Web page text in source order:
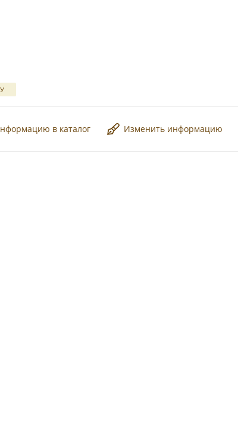
*
в каталог Изменить информацию